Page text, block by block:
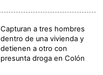
Capturan a tres hombres
dentro de una vivienda y
detienen a otro con
presunta droga en Colón